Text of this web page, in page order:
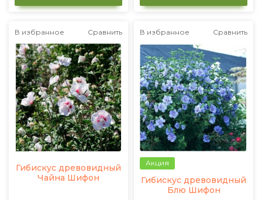
В избранное Сравнить
Гибискус древовидный
Чайна Шифон
В избранное Сравнить
Акция
Гибискус древовидный
Блю Шифон